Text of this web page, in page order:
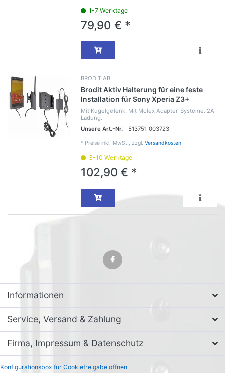
1-7 Werktage
79,90 € *
BRODIT AB
Brodit Aktiv Halterung für eine feste
Installation für Sony Xperia Z3+
Mit Kugelgelenk. Mit Molex Adapter-Systeme. 2A
Ladung.
Unsere Art.-Nr.
513751_003723
* Preise inkl. MwSt., zzgl. Versandkosten
3-10 Werktage
102,90 € *
Informationen
Service, Versand & Zahlung
Firma, Impressum & Datenschutz
Konfigurationsbox für Cookiefreigabe öffnen